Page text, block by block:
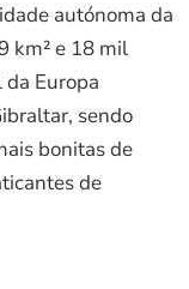
autónoma da
km² e 18 mil
Europa
sendo
bonitas de
de